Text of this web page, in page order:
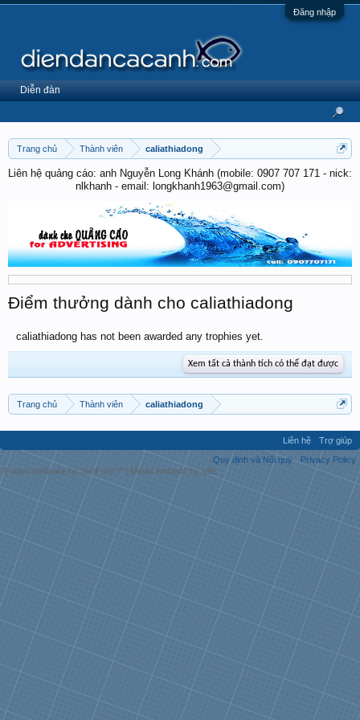
Đăng nhập
Trang chủ Thành viên caliathiadong
Liên hệ quảng cáo: anh Nguyễn Long Khánh (mobile: 0907 707 171 - nick:
nlkhanh - email: longkhanh1963@gmail.com)
Điểm thưởng dành cho caliathiadong
caliathiadong has not been awarded any trophies yet.
Xem tất cả thành tích có thể đạt được
Trang chủ Thành viên caliathiadong
Diễn đàn
Liên hệ
Trợ giúp
Quy định và Nội quy
Privacy Policy
Forum software by XenForo™ | Media embeds by s9e